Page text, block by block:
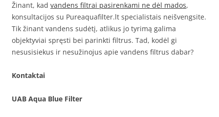
Žinant, kad vandens filtrai pasirenkami ne dėl mados,
konsultacijos su Pureaquafilter.lt specialistais neišvengsite.
Tik žinant vandens sudėtį, atlikus jo tyrimą galima
objektyviai spręsti bei parinkti filtrus. Tad, kodėl gi
nesusisiekus ir nesužinojus apie vandens filtrus dabar?
Kontaktai
UAB Aqua Blue Filter